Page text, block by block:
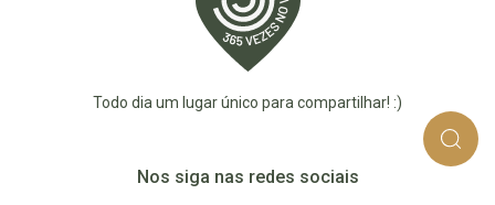
Todo dia um lugar único para compartilhar! :)
Nos siga nas redes sociais